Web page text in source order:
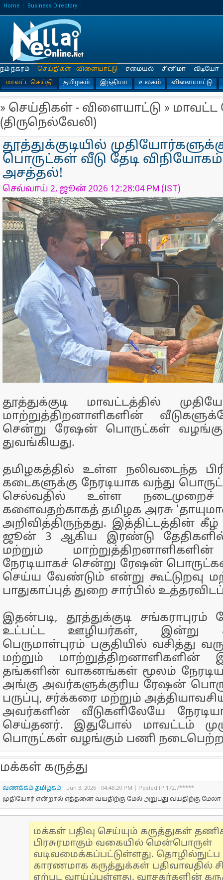
Home Business Directory
நம் நகரம்
செய்திகள் - விளையாட்டு
மாவட்ட செய்தி
தமிழகம் இந்தியா உலகம் விளையாட்டு
சமையல் சினிமா வீடியோ
» செய்திகள் - விளையாட்டு » மாவட்ட
(திருநெல்வேலி)
தூத்துக்குடியில்
பொருட்கள் வீடு தேடி
அசத்தல்!
செவ்வாய் 2, ஜூன் 2026 12:28:04 PM (IST)
தூத்துக்குடி மாவட்டத்தில்
மாற்றுத்திறனாளிகளின்
சென்று ரேஷன் பொருட்கள்
துவங்கியது.
தமிழகத்தில் உள்ள நலிவடைந்த
கடைகளுக்கு நேரடியாக வந்து
செல்வதில் உள்ள நடைமுறைச்
களைவதற்காகத் தமிழக அரசு
அறிவித்திருந்தது. இத்திட்டத்தின்
ஜூன் 3 ஆகிய இரண்டு
மற்றும்
நேரடியாகச் சென்று ரேஷன்
செய்ய வேண்டும் என்று கூட்டுறவு
பாதுகாப்புத் துறை சார்பில்
இதன்படி, தூத்துக்குடி
உட்பட்ட ஊழியர்கள், இன்று
பெருமாள்புரம் பகுதியில் வசித்து
மற்றும் மாற்றுத்திறனாளிகளின்
தங்களின் வாகனங்கள் மூலம்
அங்கு அவர்களுக்குரிய ரேஷன்
பருப்பு, சர்க்கரை மற்றும்
அவர்களின் வீடுகளிலேயே
செய்தனர். இதுபோல் மாவட்டம்
பொருட்கள் வழங்கும் பணி
மக்கள் கருத்து
வணக்கம் தமிழகம்
Jun 3, 2026 - 04:48:20 PM | Posted IP 172.7*****
முதியோர் என்றால் எத்தனை வயதிற்கு மேல் அறுபது வயதிற்கு மேலா
மக்கள் பதிவு செய்யும் கருத்துகள்
பிரசுரமாகும் வகையில் மென்பொருள்
வடிவமைக்கப்பட்டுள்ளது.
காரணமாக கருத்துக்கள் பதிவாவதில்